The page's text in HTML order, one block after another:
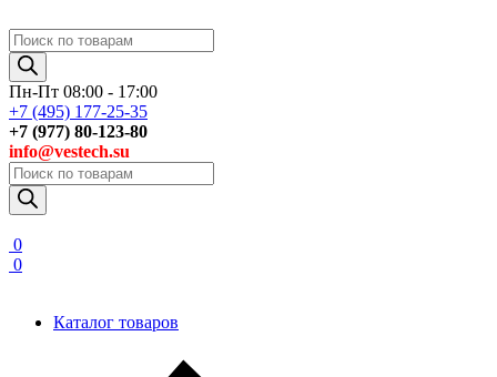
Поиск
товаров
Пн-Пт 08:00 - 17:00
+7 (495) 177-25-35
+7 (977) 80-123-80
info@vestech.su
Поиск
товаров
0
0
Каталог товаров